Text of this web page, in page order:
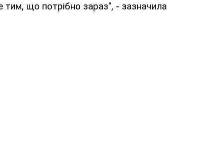
тим, що потрібно зараз", - зазначила